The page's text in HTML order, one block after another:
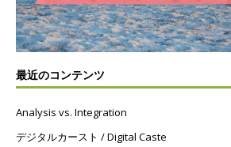
最近のコンテンツ
Analysis vs. Integration
デジタルカースト / Digital Caste